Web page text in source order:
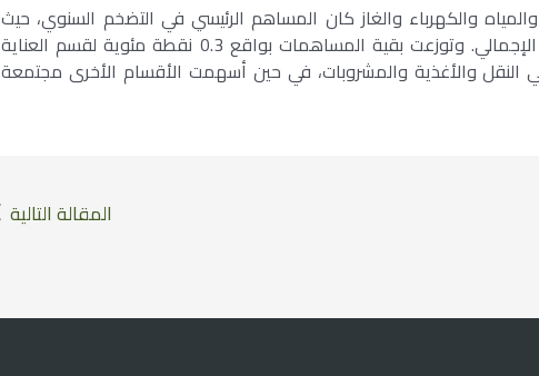
والكهرباء والغاز كان المساهم الرئيسي في التضخم السنوي، حيث
أسهم بمقدار 0.7 نقطة مئوية من المعدل الإجمالي. وتوزعت بقية المساهمات بواقع 0.3 نقطة مئوية لقسم العناية
قسمي النقل والأغذية والمشروبات، في حين أسهمت الأقسام الأخرى مجتمعة
المقالة التالية